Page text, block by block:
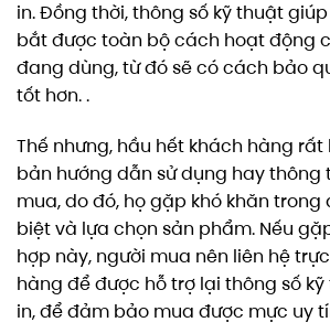
in. Đồng thời, thông số kỹ thuật
bắt được toàn bộ cách hoạt động
đang dùng, từ đó sẽ có cách bảo
tốt hơn. .
Thế nhưng, hầu hết khách hàng rất
bản hướng dẫn sử dụng hay thông
mua, do đó, họ gặp khó khăn
biệt và lựa chọn sản phẩm. Nếu
hợp này, người mua nên liên hệ
hàng để được hỗ trợ lại thông số
in, để đảm bảo mua được mực uy